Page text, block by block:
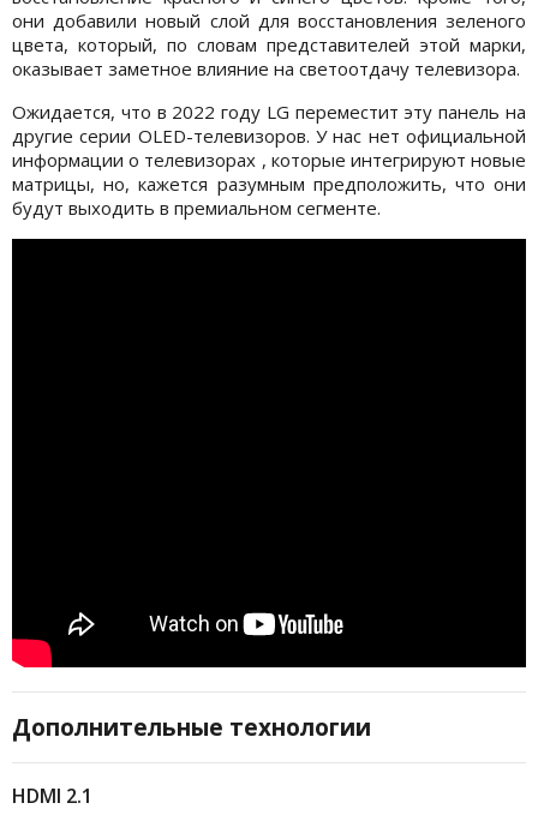
они добавили новый слой для восстановления зеленого
цвета, который, по словам представителей этой марки,
оказывает заметное влияние на светоотдачу телевизора.
Ожидается, что в 2022 году LG переместит эту панель на
другие серии OLED-телевизоров. У нас нет официальной
информации о телевизорах , которые интегрируют новые
матрицы, но, кажется разумным предположить, что они
будут выходить в премиальном сегменте.
Дополнительные технологии
HDMI 2.1